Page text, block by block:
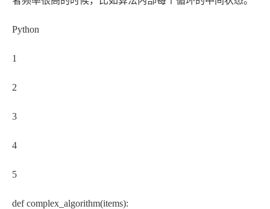
Python
1
2
3
4
5
def complex_algorithm(items):